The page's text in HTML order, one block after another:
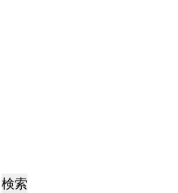
検索